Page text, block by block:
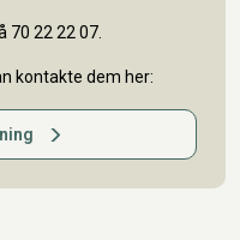
70 22 22 07.
kontakte dem her: